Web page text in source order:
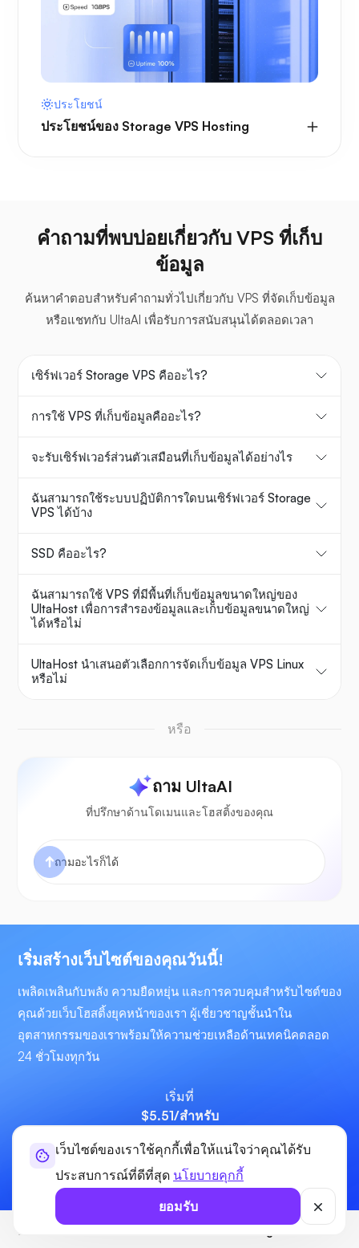
เว็บไซต์ของเราใช้คุกกี้เพื่อให้แน่ใจว่าคุณได้รับ
ประสบการณ์ที่ดีที่สุด นโยบายคุกกี้
ยอมรับ
ประโยชน์
ประโยชน์ของ Storage VPS Hosting
คำถามที่พบบ่อยเกี่ยวกับ VPS ที่เก็บ
ข้อมูล
ค้นหาคำตอบสำหรับคำถามทั่วไปเกี่ยวกับ VPS ที่จัดเก็บข้อมูล
หรือแชทกับ UltaAI เพื่อรับการสนับสนุนได้ตลอดเวลา
เซิร์ฟเวอร์ Storage VPS คืออะไร?
การใช้ VPS ที่เก็บข้อมูลคืออะไร?
จะรับเซิร์ฟเวอร์ส่วนตัวเสมือนที่เก็บข้อมูลได้อย่างไร
ฉันสามารถใช้ระบบปฏิบัติการใดบนเซิร์ฟเวอร์ Storage
VPS ได้บ้าง
SSD คืออะไร?
ฉันสามารถใช้ VPS ที่มีพื้นที่เก็บข้อมูลขนาดใหญ่ของ
UltaHost เพื่อการสำรองข้อมูลและเก็บข้อมูลขนาดใหญ่
ได้หรือไม่
UltaHost นำเสนอตัวเลือกการจัดเก็บข้อมูล VPS Linux
หรือไม่
หรือ
ถาม UltaAI
ที่ปรึกษาด้านโดเมนและโฮสติ้งของคุณ
เริ่มสร้างเว็บไซต์ของคุณวันนี้!
เพลิดเพลินกับพลัง ความยืดหยุ่น และการควบคุมสำหรับไซต์ของ
คุณด้วยเว็บโฮสติ้งยุคหน้าของเรา ผู้เชี่ยวชาญชั้นนำใน
อุตสาหกรรมของเราพร้อมให้ความช่วยเหลือด้านเทคนิคตลอด
24 ชั่วโมงทุกวัน
เริ่มที่
$5.51/สำหรับ
เริ่มตอนนี้เลย
อัลต้าโฮสต์